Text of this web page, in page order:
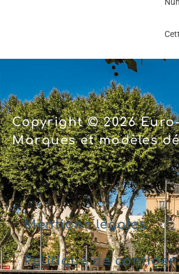
Copyright © 2026
Marques et modèles
Mentions légales
Politique de